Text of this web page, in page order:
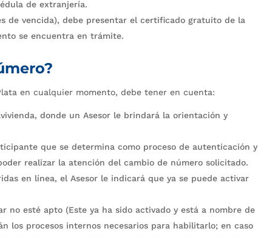
de extranjería.
de vencida), debe presentar el certificado gratuito de la
se encuentra en trámite.
en cualquier momento, debe tener en cuenta:
donde un Asesor le brindará la orientación y
que se determina como proceso de autenticación y
realizar la atención del cambio de número solicitado.
en línea, el Asesor le indicará que ya se puede activar
no esté apto (Este ya ha sido activado y está a nombre de
los procesos internos necesarios para habilitarlo; en caso